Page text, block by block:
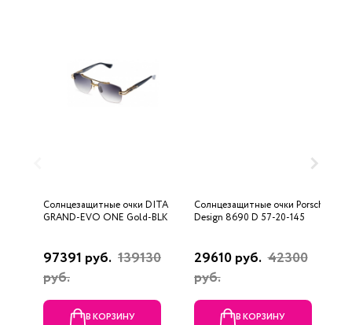
Солнцезащитные очки DITA
GRAND-EVO ONE Gold-BLK
97391 руб. 139130
руб.
В КОРЗИНУ
Солнцезащитные очки Porsche
Design 8690 D 57-20-145
29610 руб. 42300
руб.
В КОРЗИНУ